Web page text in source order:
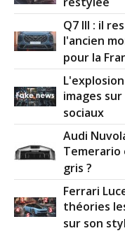
Q7 III : il
l'ancien
pour la
images
sociaux
Audi
Temerario
gris ?
Ferrari
théories
sur son